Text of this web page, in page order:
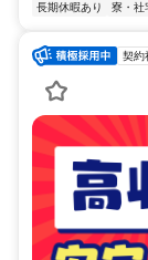
長期休暇あり
寮・社
契約